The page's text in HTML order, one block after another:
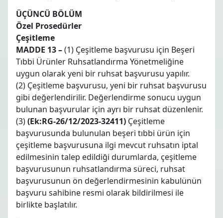
ÜÇÜNCÜ BÖLÜM
Özel Prosedürler
Çeşitleme
MADDE 13 –(1) Çeşitleme başvurusu için Beşeri
Tıbbi Ürünler Ruhsatlandırma Yönetmeliğine
uygun olarak yeni bir ruhsat başvurusu yapılır.
(2) Çeşitleme başvurusu, yeni bir ruhsat başvurusu
gibi değerlendirilir. Değerlendirme sonucu uygun
bulunan başvurular için ayrı bir ruhsat düzenlenir.
(3)(Ek:RG-26/12/2023-32411) Çeşitleme
başvurusunda bulunulan beşeri tıbbi ürün için
çeşitleme başvurusuna ilgi mevcut ruhsatın iptal
edilmesinin talep edildiği durumlarda, çeşitleme
başvurusunun ruhsatlandırma süreci, ruhsat
başvurusunun ön değerlendirmesinin kabulünün
başvuru sahibine resmi olarak bildirilmesi ile
birlikte başlatılır.